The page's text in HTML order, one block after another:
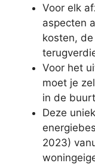
Voor elk
aspecten
kosten,
Voor het
moet je
in de
Deze
2023)